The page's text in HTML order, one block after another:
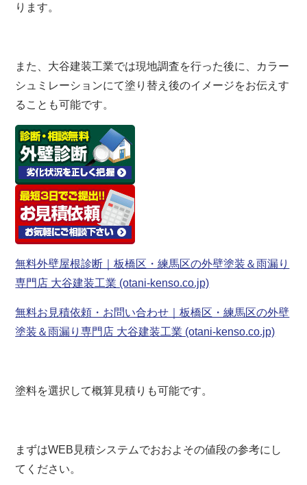
ります。
また、大谷建装工業では現地調査を行った後に、カラー
シュミレーションにて塗り替え後のイメージをお伝えす
ることも可能です。
無料外壁屋根診断｜板橋区・練馬区の外壁塗装＆雨漏り
専門店 大谷建装工業 (otani-kenso.co.jp)
無料お見積依頼・お問い合わせ｜板橋区・練馬区の外壁
塗装＆雨漏り専門店 大谷建装工業 (otani-kenso.co.jp)
塗料を選択して概算見積りも可能です。
まずはWEB見積システムでおおよその値段の参考にし
てください。